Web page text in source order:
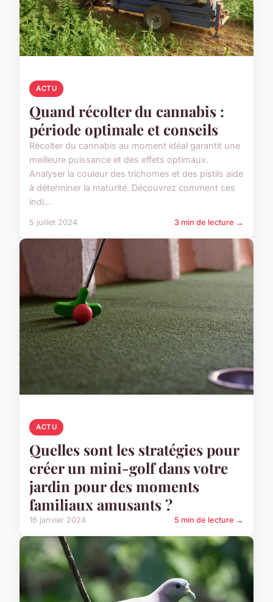
ACTU
Quand récolter du cannabis :
période optimale et conseils
Récolter du cannabis au moment idéal garantit une
meilleure puissance et des effets optimaux.
Analyser la couleur des trichomes et des pistils aide
à déterminer la maturité. Découvrez comment ces
indi...
5 juillet 2024 3 min de lecture →
ACTU
Quelles sont les stratégies pour
créer un mini-golf dans votre
jardin pour des moments
familiaux amusants ?
16 janvier 2024 5 min de lecture →